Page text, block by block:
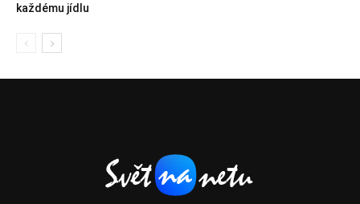
každému jídlu